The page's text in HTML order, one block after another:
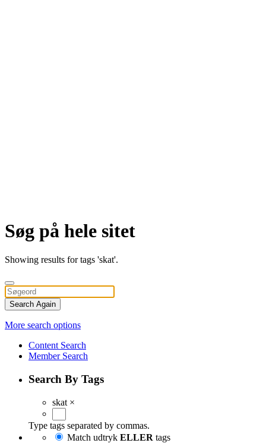
Søg på hele sitet
Showing results for tags 'skat'.
Search Again
More search options
Content Search
Member Search
Search By Tags
skat ×
Type tags separated by commas.
Match udtryk ELLER tags